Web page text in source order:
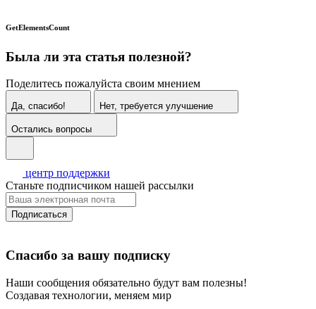
GetElementsCount
Была ли эта статья полезной?
Поделитесь пожалуйста своим мнением
Да, спасибо! Нет, требуется улучшение
Остались вопросы
центр поддержки
Станьте подписчиком нашей рассылки
Подписаться
Спасибо за вашу подписку
Наши сообщения обязательно будут вам полезны!
Создавая технологии, меняем мир